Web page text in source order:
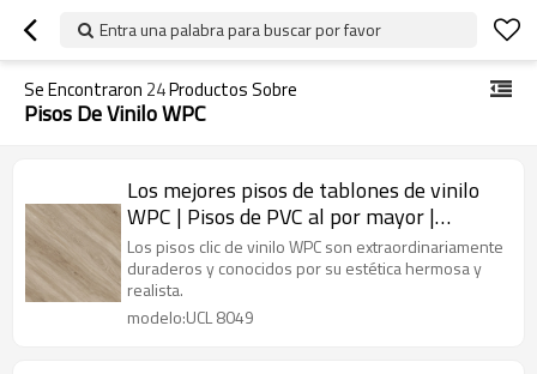
Entra una palabra para buscar por favor
Se Encontraron 24Productos Sobre
Pisos De Vinilo WPC
Los mejores pisos de tablones de vinilo
WPC | Pisos de PVC al por mayor |
Comercial residencial sin metales
pesados sin ortoftalatos
Los pisos clic de vinilo WPC son extraordinariamente
duraderos y conocidos por su estética hermosa y
realista.
modelo:UCL 8049